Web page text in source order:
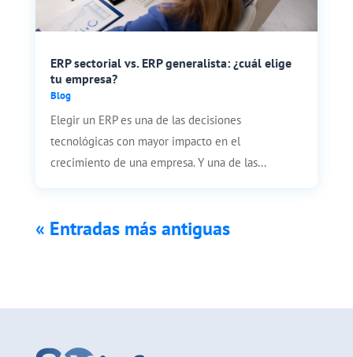
ERP sectorial vs. ERP generalista: ¿cuál elige
tu empresa?
Blog
Elegir un ERP es una de las decisiones
tecnológicas con mayor impacto en el
crecimiento de una empresa. Y una de las...
« Entradas más antiguas